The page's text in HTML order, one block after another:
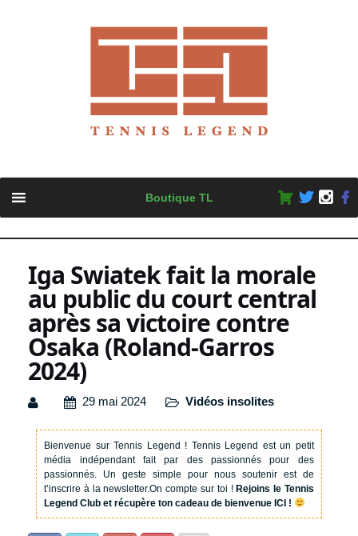
content
Boutique TL
Iga Swiatek fait la morale
au public du court central
après sa victoire contre
Osaka (Roland-Garros
2024)
29 mai 2024 Vidéos insolites
Bienvenue sur Tennis Legend ! Tennis Legend est un petit
média indépendant fait par des passionnés pour des
passionnés. Un geste simple pour nous soutenir est de
t’inscrire à la newsletter.On compte sur toi !Rejoins le Tennis
Legend Club et récupère ton cadeau de bienvenue ICI !